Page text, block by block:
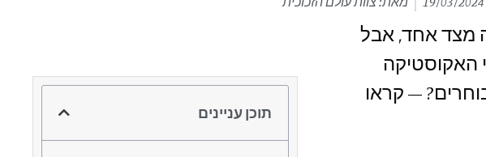
מצד אחד, אבל
האקוסטיקה
בוחרים? – קראו
תוכן עניינים